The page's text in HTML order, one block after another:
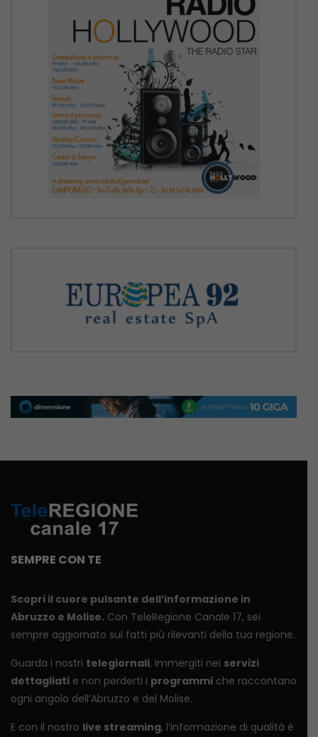
SEMPRE CON TE
Scopri il cuore pulsante dell’informazione in
Abruzzo e Molise. Con TeleRegione Canale 17, sei
sempre aggiornato sui fatti più rilevanti della tua regione.
Guarda i nostri telegiornali, immergiti nei servizi
dettagliati e non perderti i programmi che raccontano
ogni angolo dell’Abruzzo e del Molise.
E con il nostro live streaming, l’informazione di qualità è